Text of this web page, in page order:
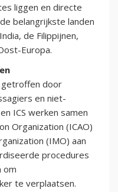
liggen en directe
belangrijkste landen
de Filippijnen,
Europa.
door
en niet-
ICS werken samen
Organization (ICAO)
(IMO) aan
procedures
om
te verplaatsen.